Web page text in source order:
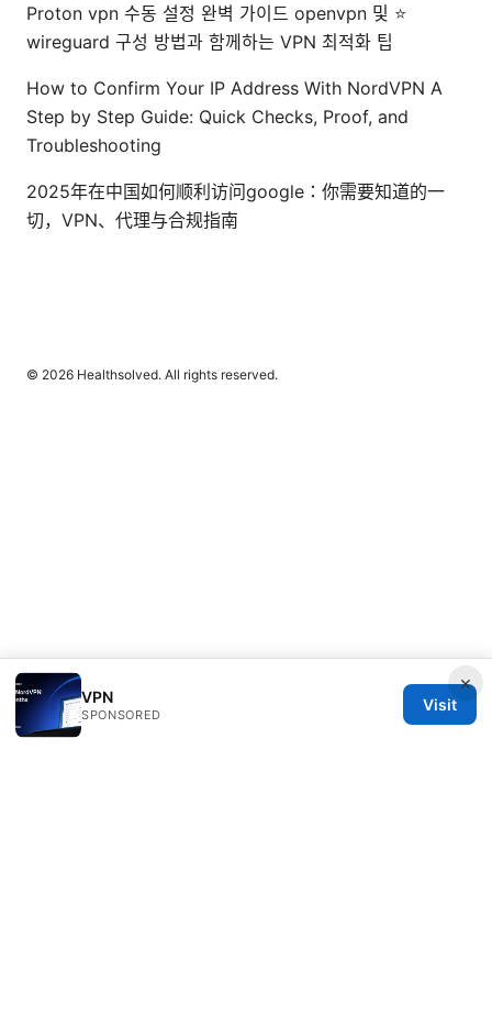
Proton vpn 수동 설정 완벽 가이드 openvpn 및 ⭐
wireguard 구성 방법과 함께하는 VPN 최적화 팁
How to Confirm Your IP Address With NordVPN A
Step by Step Guide: Quick Checks, Proof, and
Troubleshooting
2025年在中国如何顺利访问google：你需要知道的一
切，VPN、代理与合规指南
×
VPN
SPONSORED
Visit
© 2026 Healthsolved. All rights reserved.